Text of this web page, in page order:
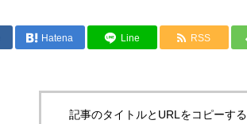
Hatena Line RSS
記事のタイトルとURLをコピーする